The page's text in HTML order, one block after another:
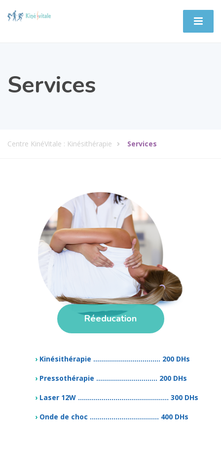
Services
Centre KinéVitale : Kinésithérapie Services
Réeducation
› Kinésithérapie .................................. 200 DHs
› Pressothérapie ............................... 200 DHs
› Laser 12W .............................................. 300 DHs
› Onde de choc ................................... 400 DHs